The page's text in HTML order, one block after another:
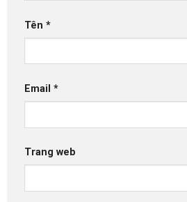
Tên *
Email *
Trang web